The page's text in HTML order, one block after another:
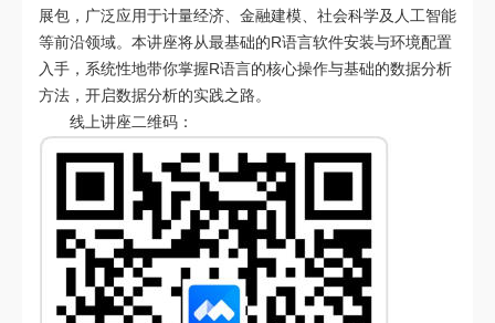
展包，广泛应用于计量经济、金融建模、社会科学及人工智能
等前沿领域。本讲座将从最基础的R语言软件安装与环境配置
入手，系统性地带你掌握R语言的核心操作与基础的数据分析
方法，开启数据分析的实践之路。
线上讲座二维码：